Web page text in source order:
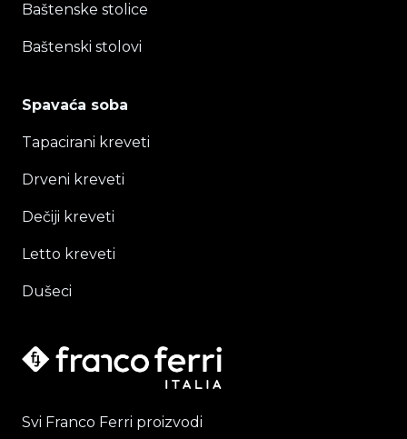
Baštenske stolice
Baštenski stolovi
Spavaća soba
Tapacirani kreveti
Drveni kreveti
Dečiji kreveti
Letto kreveti
Dušeci
Svi Franco Ferri proizvodi